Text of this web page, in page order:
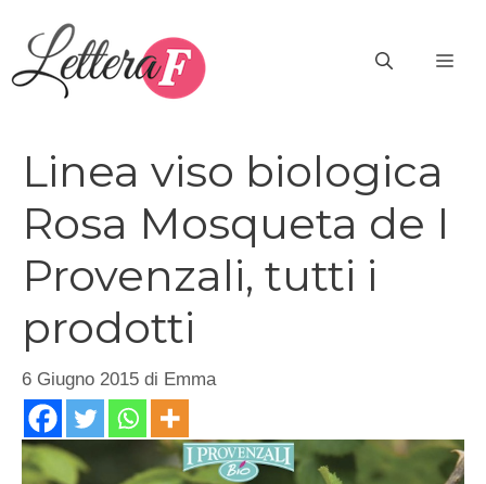
contenuto
Linea viso biologica
Rosa Mosqueta de I
Provenzali, tutti i
prodotti
6 Giugno 2015 di Emma